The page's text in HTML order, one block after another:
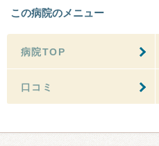
この病院のメニュー
病院TOP
口コミ